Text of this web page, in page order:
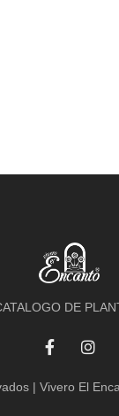
DE
| Vivero El